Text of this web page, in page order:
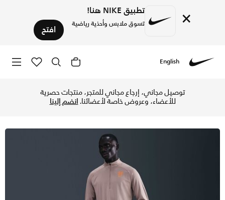
× تطبيق NIKE هنا!
تسوق ملابس وأحذية رياضية افتح
English
توصيل مجاني، إرجاع مجاني للمتجر، منتجات حصرية
للأعضاء، وعروض خاصة لأعضائنا.انضم إلينا